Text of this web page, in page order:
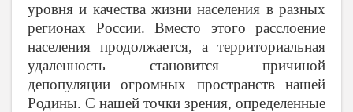
уровня и качества жизни населения в разных
регионах России. Вместо этого расслоение
населения продолжается, а территориальная
удаленность становится причиной
депопуляции огромных пространств нашей
Родины. С нашей точки зрения, определенные